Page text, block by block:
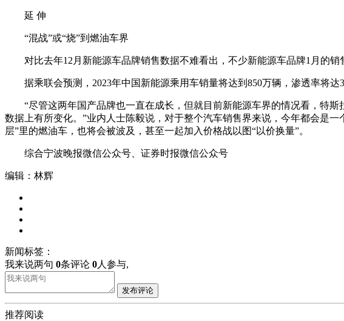
延 伸
“混战”或“烧”到燃油车界
对比去年12月新能源车品牌销售数据不难看出，不少新能源车品牌1月的销
据乘联会预测，2023年中国新能源乘用车销量将达到850万辆，渗透率将达
“尽管这两年国产品牌也一直在成长，但就目前新能源车界的情况看，特斯
数据上有所变化。”业内人士陈毅说，对于整个汽车销售界来说，今年都会是
层”里的燃油车，也将会被波及，甚至一起加入价格战以图“以价换量”。
综合宁波晚报微信公众号、证券时报微信公众号
编辑：林辉
新闻标签：
我来说两句 0条评论 0人参与,
发布评论
推荐阅读